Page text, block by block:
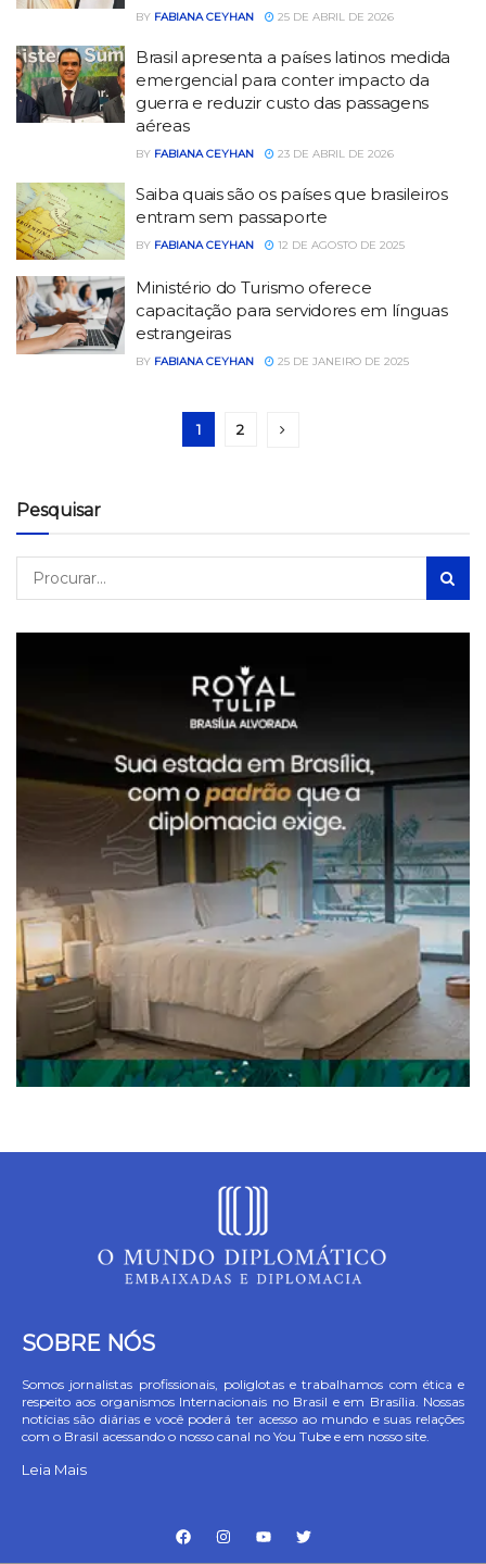
BY FABIANA CEYHAN 25 DE ABRIL DE 2026
Brasil apresenta a países latinos medida
emergencial para conter impacto da
guerra e reduzir custo das passagens
aéreas
BY FABIANA CEYHAN 23 DE ABRIL DE 2026
Saiba quais são os países que brasileiros
entram sem passaporte
BY FABIANA CEYHAN 12 DE AGOSTO DE 2025
Ministério do Turismo oferece
capacitação para servidores em línguas
estrangeiras
BY FABIANA CEYHAN 25 DE JANEIRO DE 2025
1 2
Pesquisar
SOBRE NÓS
Somos jornalistas profissionais, poliglotas e trabalhamos com ética e
respeito aos organismos Internacionais no Brasil e em Brasília. Nossas
notícias são diárias e você poderá ter acesso ao mundo e suas relações
com o Brasil acessando o nosso canal no You Tube e em nosso site.
Leia Mais